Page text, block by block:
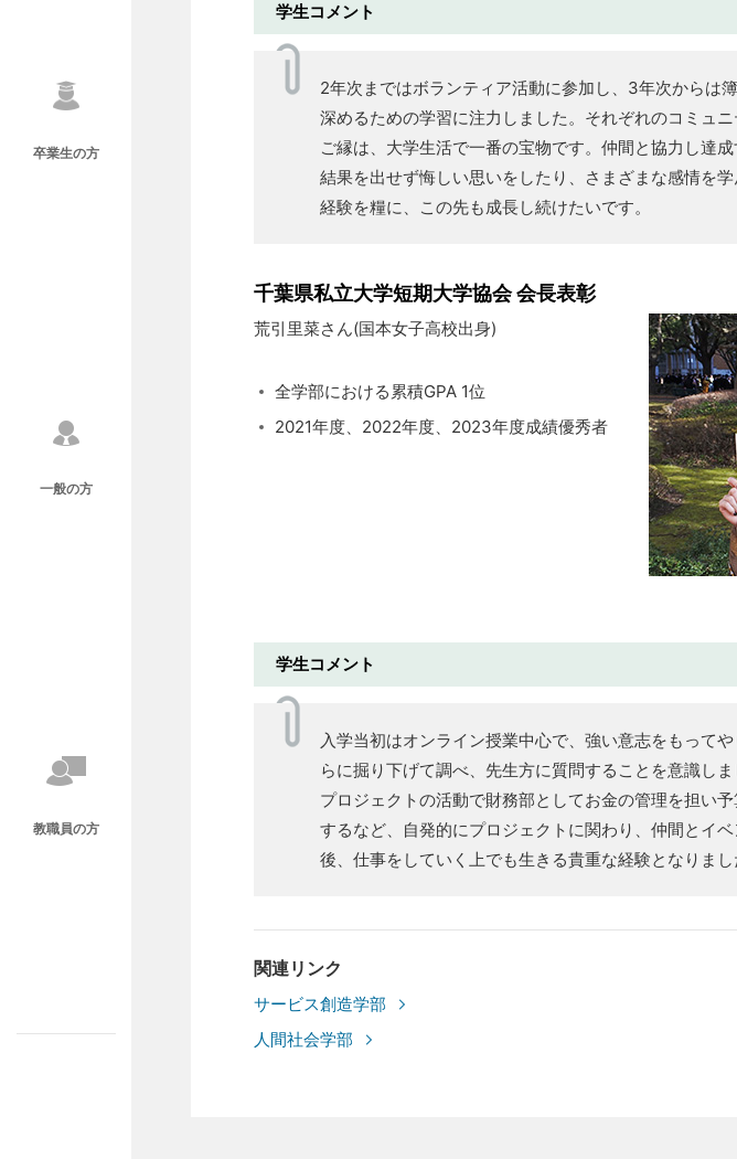
学生コメント
2年次まではボランティア活動に参加し、3年次からは
深めるための学習に注力しました。それぞれのコミュ
ご縁は、大学生活で一番の宝物です。仲間と協力し達
結果を出せず悔しい思いをしたり、さまざまな感情を
経験を糧に、この先も成長し続けたいです。
千葉県私立大学短期大学協会 会長表彰
荒引里菜さん(国本女子高校出身)
全学部における累積GPA 1位
2021年度、2022年度、2023年度成績優秀者
学生コメント
入学当初はオンライン授業中心で、強い意志をもって
らに掘り下げて調べ、先生方に質問することを意識し
プロジェクトの活動で財務部としてお金の管理を担い
するなど、自発的にプロジェクトに関わり、仲間とイ
後、仕事をしていく上でも生きる貴重な経験となりまし
関連リンク
サービス創造学部
人間社会学部
卒業生の方
一般の方
教職員の方